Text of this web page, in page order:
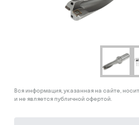
Вся информация, указанная на сайте,
и не является публичной офертой.